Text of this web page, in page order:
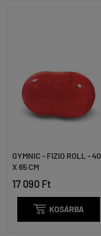
GYMNIC - FIZIO ROLL - 40
X 65 CM
17 090 Ft
 KOSÁRBA